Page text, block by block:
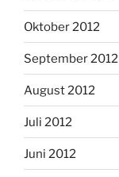
Oktober 2012
September 2012
August 2012
Juli 2012
Juni 2012